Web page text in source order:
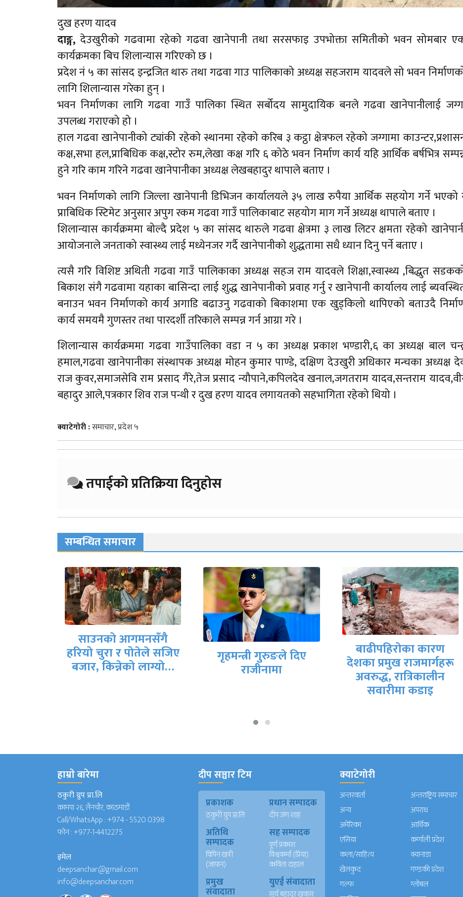
दुख हरण यादव
दाङ्ग, देउखुरीको गढवामा रहेको गढवा खानेपानी तथा सरसफाइ उपभोक्ता समितीको भवन सोमबार
कार्यक्रमका बिच शिलान्यास गरिएको छ ।
प्रदेश नं ५ का सांसद इन्द्रजित थारु तथा गढवा गाउ पालिकाको अध्यक्ष सहजराम यादवले सो भवन
लागि शिलान्यास गरेका हुन् ।
भवन निर्माणका लागि गढवा गाउँ पालिका स्थित सर्बोदय सामुदायिक बनले गढवा खानेपानीलाई
उपलब्ध गराएको हो ।
हाल गढवा खानेपानीको ट्यांकी रहेको स्थानमा रहेको करिब ३ कट्ठा क्षेत्रफल रहेको जग्गामा
कक्ष,सभा हल,प्राबिधिक कक्ष,स्टोर रुम,लेखा कक्ष गरि ६ कोठे भवन निर्माण कार्य यहि आर्थिक बर्षभित्र
हुने गरि काम गरिने गढवा खानेपानीका अध्यक्ष लेखबहादुर थापाले बताए ।
भवन निर्माणको लागि जिल्ला खानेपानी डिभिजन कार्यालयले ३५ लाख रुपैया आर्थिक सहयोग गर्ने भएको
प्राबिधिक स्टिमेट अनुसार अपुग रकम गढवा गाउँ पालिकाबाट सहयोग माग गर्ने अध्यक्ष थापाले बताए ।
शिलान्यास कार्यक्रममा बोल्दै प्रदेश ५ का सांसद थारुले गढवा क्षेत्रमा ३ लाख लिटर क्षमता रहेको
आयोजनाले जनताको स्वास्थ्य लाई मध्येनजर गर्दै खानेपानीको शुद्धतामा सधै ध्यान दिनु पर्ने बताए ।
त्यसै गरि विशिष्ट अथिती गढवा गाउँ पालिकाका अध्यक्ष सहज राम यादवले शिक्षा,स्वास्थ्य ,बिद्धुत
बिकाश संगै गढवामा यहाका बासिन्दा लाई शुद्ध खानेपानीको प्रवाह गर्नु र खानेपानी कार्यालय लाई
बनाउन भवन निर्माणको कार्य अगाडि बढाउनु गढवाको बिकाशमा एक खुड्किलो थापिएको बताउदै
कार्य समयमै गुणस्तर तथा पारदर्शी तरिकाले सम्पन्न गर्न आग्रा गरे ।
शिलान्यास कार्यक्रममा गढवा गाउँपालिका वडा न ५ का अध्यक्ष प्रकाश भण्डारी,६ का अध्यक्ष बाल
हमाल,गढवा खानेपानीका संस्थापक अध्यक्ष मोहन कुमार पाण्डे, दक्षिण देउखुरी अधिकार मन्चका अध्यक्ष
राज कुवर,समाजसेवि राम प्रसाद गैरे,तेज प्रसाद न्यौपाने,कपिलदेव खनाल,जगतराम यादव,सन्तराम
बहादुर आले,पत्रकार शिव राज पन्थी र दुख हरण यादव लगायतको सहभागिता रहेको थियो ।
क्याटेगोरी :समाचार,प्रदेश ५
तपाईको प्रतिक्रिया दिनुहोस
सम्बन्धित समाचार
गृहमन्त्री गुरुङले दिए
राजीनामा
बाढीपहिरोका कारण
देशका प्रमुख राजमार्गहरू
अवरुद्ध, रात्रिकालीन
मिटरब्याजपीडित र
सरकारी वार्ता टोलीबीच
आजै सम्झौतापत्रमा
हस्ताक्षर हुने तयारी
हाम्राे बारेमा
ठकुरी ग्रुप प्रा.लि
कामपा २६, लैनचौर, काठमाडौं
Call/WhatsApp :+974 - 5520 0398
फोन :+977-1-4412275
इमेल
deepsanchar@gmail.com
info@deepsanchar.com
दीप सञ्चार टिम
प्रकाशक
ठकुरी ग्रुप प्रा.लि
प्रधान सम्पादक
दीप जंग शाह
अतिथि
सम्पादक
विपिन खत्री
(जापान)
सह सम्पादक
पूर्ण प्रकाश
विश्वकर्मा (प्रिया)
कविता दाहाल
प्रमुख
संवादाता
युएई संवादाता
क्याटेगोरी
अन्तरवार्ता
अन्तराष्ट्रिय समाचार
अन्य
अपराध
अमेरिका
आर्थिक
एसिया
कर्णाली प्रदेश
कला/साहित्य
क्यानाडा
खेलकुद
गण्डकी प्रदेश
गल्फ
ग्लोबल